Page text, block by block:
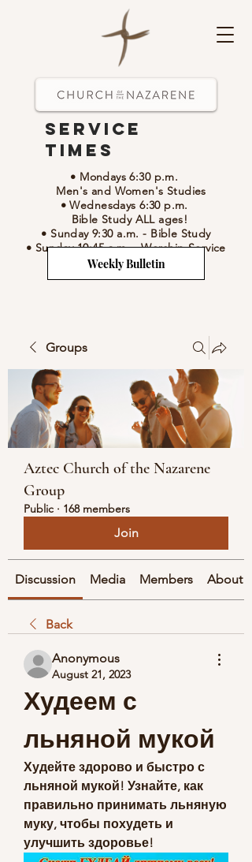
• Mondays 6:30 p.m.
Men's and Women's Studies
• Wednesdays 6:30 p.m.
Bible Study ALL ages!
• Sunday 9:30 a.m. - Bible Study
• Sunday 10:45 a.m.-Worship Service
Service
Times
Weekly Bulletin
Groups
Aztec Church of the Nazarene
Group
Public · 168 members
Join
Discussion Media Members About
Back
Anonymous
August 21, 2023
Худеем с
льняной мукой
Худейте здорово и быстро с
льняной мукой! Узнайте, как
правильно принимать льняную
муку, чтобы похудеть и
улучшить здоровье!